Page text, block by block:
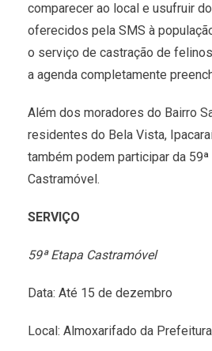
comparecer ao local e usufruir
oferecidos pela SMS à
o serviço de castração de
a agenda completamente
Além dos moradores do Bairro
residentes do Bela Vista,
também podem participar da 59ª
Castramóvel.
SERVIÇO
59ª Etapa Castramóvel
Data: Até 15 de dezembro
Local: Almoxarifado da Prefeitura